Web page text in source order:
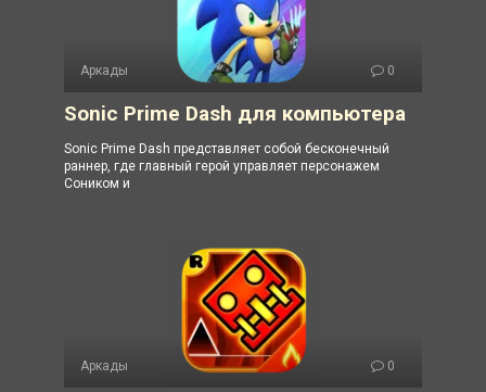
Аркады 0
Sonic Prime Dash для компьютера
Sonic Prime Dash представляет собой бесконечный
раннер, где главный герой управляет персонажем
Соником и
Аркады 0